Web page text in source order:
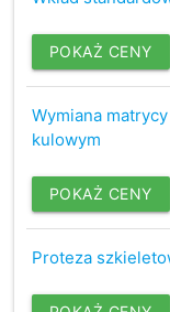
POKAŻ CENY
Wymiana
kulowym
POKAŻ CENY
Proteza